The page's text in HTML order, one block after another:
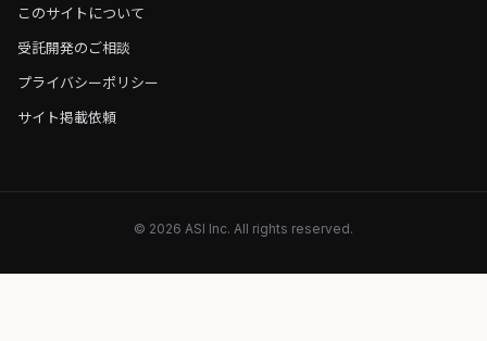
このサイトについて
受託開発のご相談
プライバシーポリシー
サイト掲載依頼
© 2026 ASI Inc. All rights reserved.